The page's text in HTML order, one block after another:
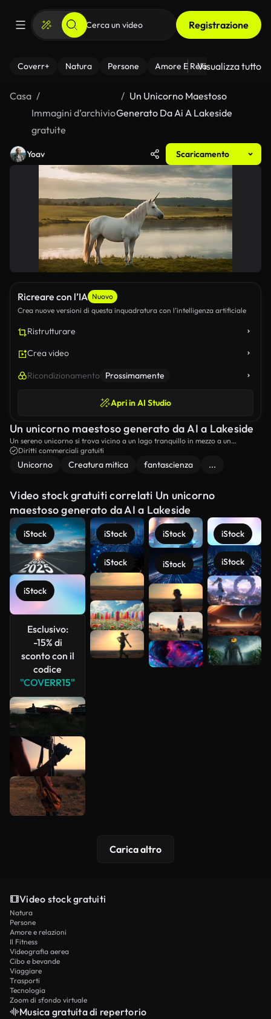
Registrazione
Coverr+ Natura Persone Amore E Relazioni Il
Visualizza tutto
Casa
Immagini d’archivio
gratuite
Un Unicorno Maestoso
Generato Da Ai A Lakeside
Yoav Scaricamento
Ricreare con l’IA Nuovo
Crea nuove versioni di questa inquadratura con l’intelligenza artificiale
Ristrutturare
Crea video
Ricondizionamento Prossimamente
Apri in AI Studio
Un unicorno maestoso generato da AI a Lakeside
Un sereno unicorno si trova vicino a un lago tranquillo in mezzo a un
paesaggio tranquillo al tramonto.
Diritti commerciali gratuiti
Unicorno Creatura mitica fantascienza ...
Video stock gratuiti correlati Un unicorno
maestoso generato da AI a Lakeside
iStock
iStock
Esclusivo:
-15% di
sconto con il
codice
"COVERR15"
iStock
iStock
iStock
iStock
iStock
iStock
Scopri di
più
Carica altro
Video stock gratuiti
Natura
Persone
Amore e relazioni
Il Fitness
Videografia aerea
Cibo e bevande
Viaggiare
Trasporti
Tecnologia
Zoom di sfondo virtuale
Musica gratuita di repertorio